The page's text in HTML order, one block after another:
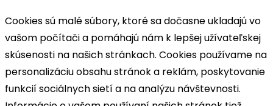
Cookies sú malé súbory, ktoré sa dočasne ukladajú vo
vašom počítači a pomáhajú nám k lepšej užívateľskej
skúsenosti na našich stránkach. Cookies používame na
personalizáciu obsahu stránok a reklám, poskytovanie
funkcií sociálnych sietí a na analýzu návštevnosti.